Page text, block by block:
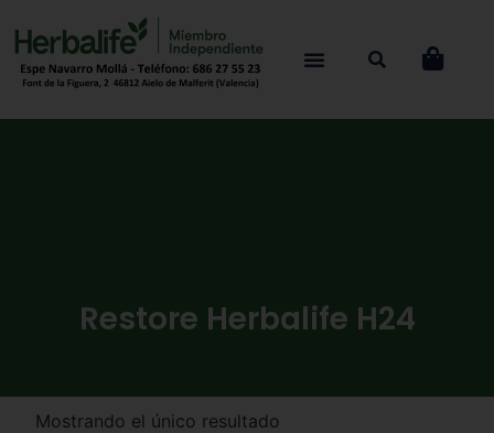
Restore Herbalife H24
Mostrando el único resultado